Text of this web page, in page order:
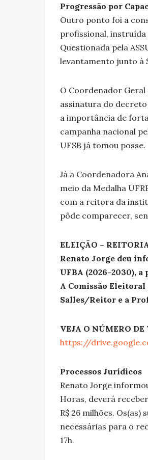
Progressão por
Outro ponto foi a
profissional, instruída
Questionada pela
levantamento junto à
O Coordenador Geral
assinatura do decreto
a importância de
campanha nacional
UFSB já tomou posse.
Já a Coordenadora
meio da Medalha
com a reitora da
pôde comparecer,
ELEIÇÃO –
Renato Jorge deu
UFBA (2026-2030),
A Comissão
Salles/Reitor e a
VEJA O NÚMERO
https://
Processos Jurídicos
Renato Jorge
Horas, deverá
R$ 26 milhões.
necessárias para o
17h.